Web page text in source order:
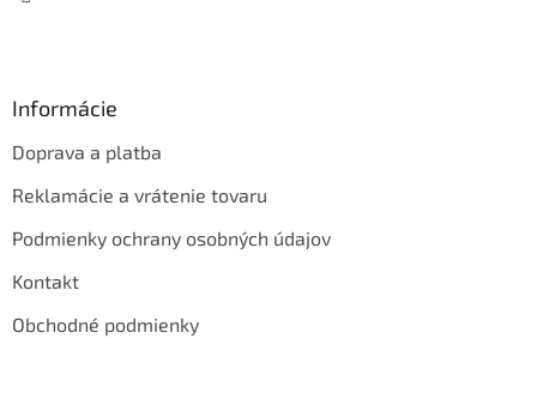
Informácie
Doprava a platba
Reklamácie a vrátenie tovaru
Podmienky ochrany osobných údajov
Kontakt
Obchodné podmienky